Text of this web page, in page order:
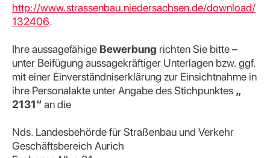
http://www.strassenbau.niedersachsen.de/download/
132406.
Ihre aussagefähige Bewerbung richten Sie bitte –
unter Beifügung aussagekräftiger Unterlagen bzw. ggf.
mit einer Einverständniserklärung zur Einsichtnahme in
ihre Personalakte unter Angabe des Stichpunktes „
2131“ an die
Nds. Landesbehörde für Straßenbau und Verkehr
Geschäftsbereich Aurich